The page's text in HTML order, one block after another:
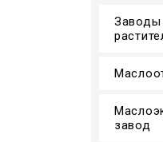
Заводы
завод